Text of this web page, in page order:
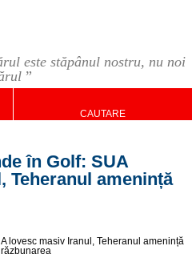
este stăpânul nostru, nu noi
”
CAUTARE
în Golf: SUA
Teheranul amenință